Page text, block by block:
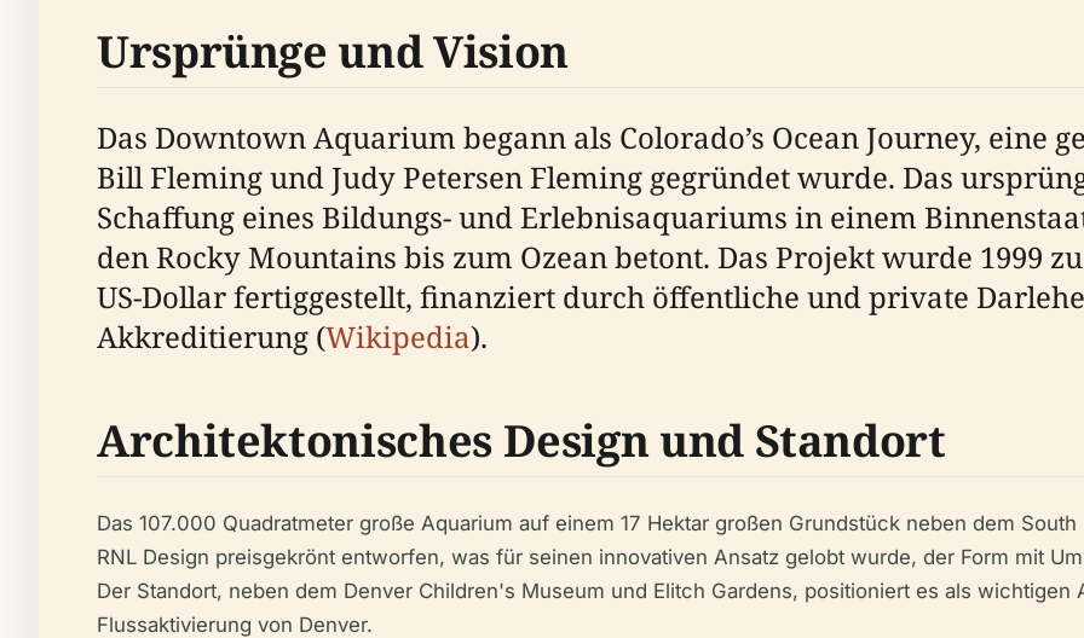
Ursprünge und Vision
Das Downtown Aquarium begann als Colorado’s Ocean Journey, eine
Bill Fleming und Judy Petersen Fleming gegründet wurde. Das
Schaffung eines Bildungs- und Erlebnisaquariums in einem
den Rocky Mountains bis zum Ozean betont. Das Projekt wurde 1999
US-Dollar fertiggestellt, finanziert durch öffentliche und private
Akkreditierung (Wikipedia).
Architektonisches Design und Standort
Das 107.000 Quadratmeter große Aquarium auf einem 17 Hektar großen Grundstück neben dem
RNL Design preisgekrönt entworfen, was für seinen innovativen Ansatz gelobt wurde, der Form mit
Der Standort, neben dem Denver Children's Museum und Elitch Gardens, positioniert es als
Flussaktivierung von Denver.